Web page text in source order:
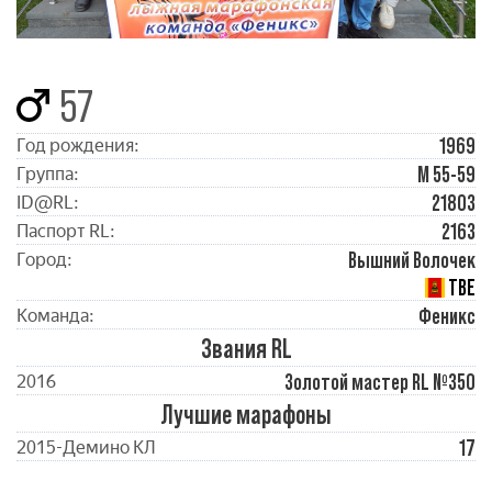
57
Год рождения: 1969
Группа: М 55-59
ID@RL: 21803
Паспорт RL: 2163
Город:
Вышний Волочек
ТВЕ
Команда: Феникс
Звания RL
2016 Золотой мастер RL №350
Лучшие марафоны
2015-Демино КЛ 17